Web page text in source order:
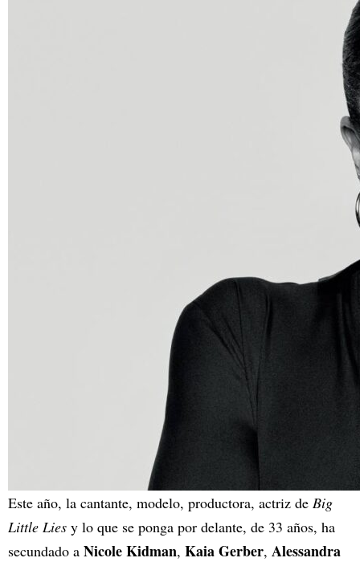
Este año, la cantante, modelo, productora, actriz de Big
Little Lies y lo que se ponga por delante, de 33 años, ha
secundado a Nicole Kidman, Kaia Gerber, Alessandra